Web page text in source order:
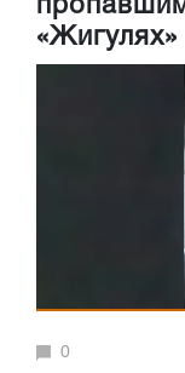
«Жигулях»
0